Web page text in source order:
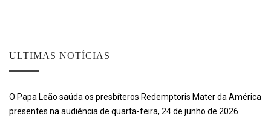
ULTIMAS NOTÍCIAS
O Papa Leão saúda os presbíteros Redemptoris Mater da América
presentes na audiência de quarta-feira, 24 de junho de 2026